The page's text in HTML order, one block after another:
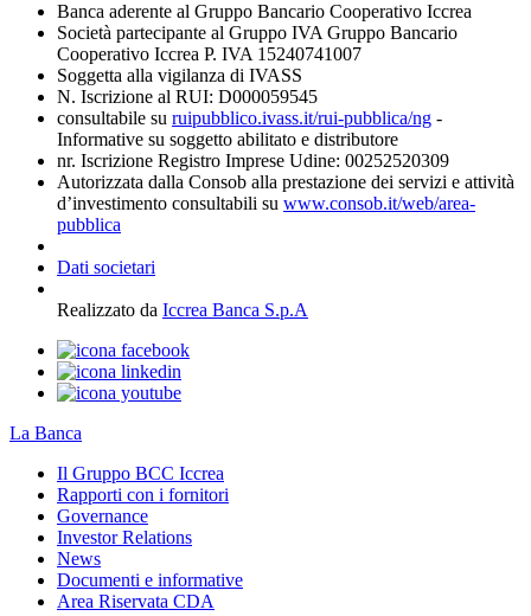
Banca aderente al Gruppo Bancario Cooperativo Iccrea
Società partecipante al Gruppo IVA Gruppo Bancario
Cooperativo Iccrea P. IVA 15240741007
Soggetta alla vigilanza di IVASS
N. Iscrizione al RUI: D000059545
consultabile su ruipubblico.ivass.it/rui-pubblica/ng -
Informative su soggetto abilitato e distributore
nr. Iscrizione Registro Imprese Udine: 00252520309
Autorizzata dalla Consob alla prestazione dei servizi e attività
d’investimento consultabili su www.consob.it/web/area-
pubblica
Dati societari
Realizzato da Iccrea Banca S.p.A
La Banca
Il Gruppo BCC Iccrea
Rapporti con i fornitori
Governance
Investor Relations
News
Documenti e informative
Area Riservata CDA